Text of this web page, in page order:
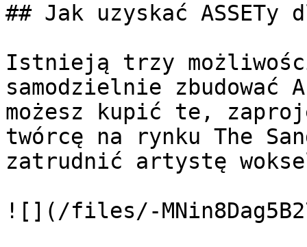
## Jak uzyskać ASSETy
Istnieją trzy
samodzielnie
możesz kupić te,
twórcę na rynku The
zatrudnić artystę
![](/files/-